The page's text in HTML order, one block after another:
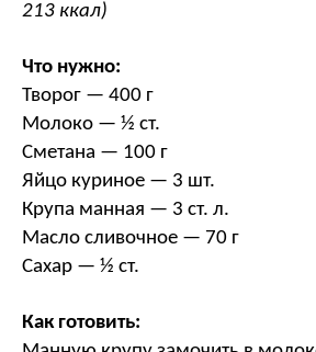
213 ккал)
Что нужно:
Творог — 400 г
Молоко — ½ ст.
Сметана — 100 г
Яйцо куриное — 3 шт.
Крупа манная — 3 ст. л.
Масло сливочное — 70 г
Сахар — ½ ст.
Как готовить: